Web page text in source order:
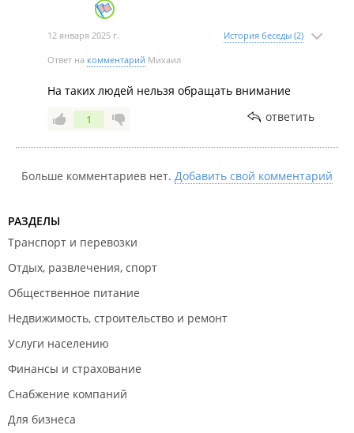
12 января 2025 г. История беседы (2)
Ответ на комментарий Михаил
На таких людей нельзя обращать внимание
1 ответить
Больше комментариев нет. Добавить свой комментарий
РАЗДЕЛЫ
Транспорт и перевозки
Отдых, развлечения, спорт
Общественное питание
Недвижимость, строительство и ремонт
Услуги населению
Финансы и страхование
Снабжение компаний
Для бизнеса